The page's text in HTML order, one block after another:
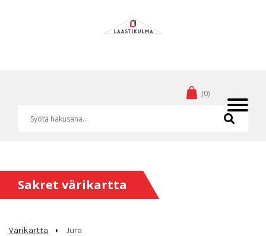
(0)
Sakret värikartta
Värikartta Jura